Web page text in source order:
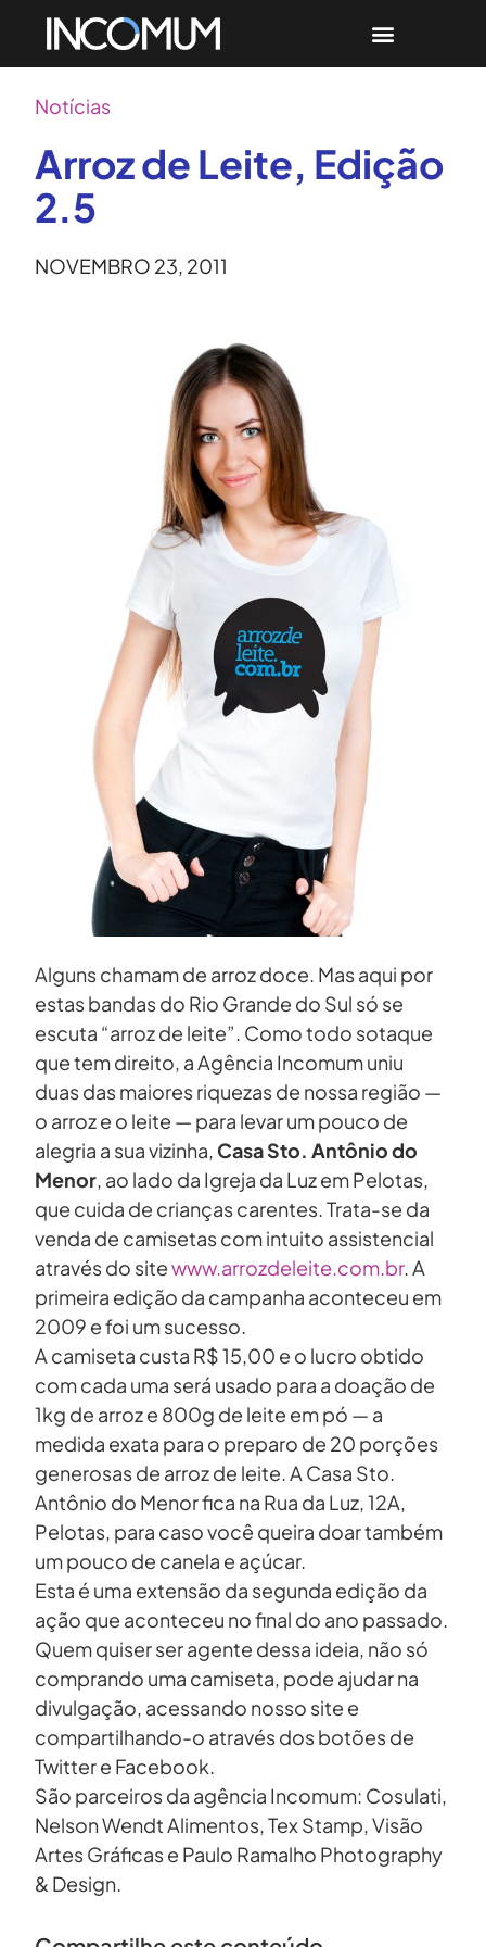
Notícias
Arroz de Leite, Edição
2.5
NOVEMBRO 23, 2011
Alguns chamam de arroz doce. Mas aqui por
estas bandas do Rio Grande do Sul só se
escuta “arroz de leite”. Como todo sotaque
que tem direito, a Agência Incomum uniu
duas das maiores riquezas de nossa região —
o arroz e o leite — para levar um pouco de
alegria a sua vizinha, Casa Sto. Antônio do
Menor, ao lado da Igreja da Luz em Pelotas,
que cuida de crianças carentes. Trata-se da
venda de camisetas com intuito assistencial
através do sitewww.arrozdeleite.com.br. A
primeira edição da campanha aconteceu em
2009 e foi um sucesso.
A camiseta custa R$ 15,00 e o lucro obtido
com cada uma será usado para a doação de
1kg de arroz e 800g de leite em pó — a
medida exata para o preparo de 20 porções
generosas de arroz de leite. A Casa Sto.
Antônio do Menor fica na Rua da Luz, 12A,
Pelotas, para caso você queira doar também
um pouco de canela e açúcar.
Esta é uma extensão da segunda edição da
ação que aconteceu no final do ano passado.
Quem quiser ser agente dessa ideia, não só
comprando uma camiseta, pode ajudar na
divulgação, acessando nosso site e
compartilhando-o através dos botões de
Twitter e Facebook.
São parceiros da agência Incomum: Cosulati,
Nelson Wendt Alimentos, Tex Stamp, Visão
Artes Gráficas e Paulo Ramalho Photography
& Design.